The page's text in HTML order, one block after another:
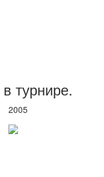
в турнире.
2005